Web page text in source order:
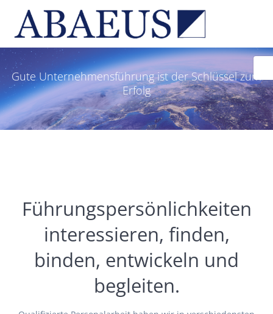
Inhalt
springen
Gute Unternehmensführung ist der Schlüssel zum
Erfolg
Führungspersönlichkeiten
interessieren, finden,
binden, entwickeln und
begleiten.